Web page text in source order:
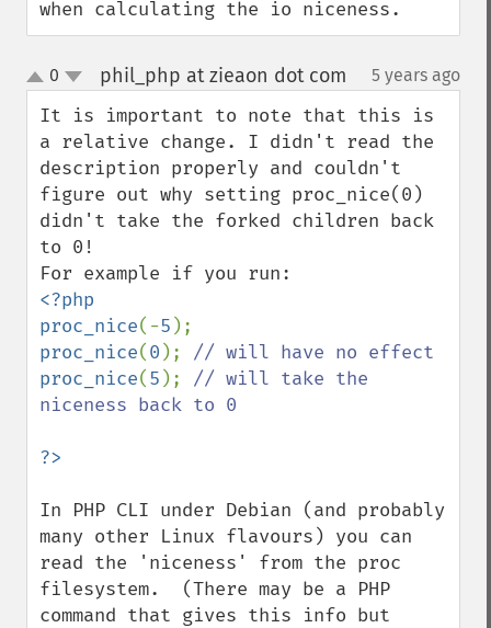
when calculating the io niceness.
up
down
0 phil_php at zieaon dot com 5 years ago
It is important to note that this is
a relative change. I didn't read the
description properly and couldn't
figure out why setting proc_nice(0)
didn't take the forked children back
to 0!
<?php
proc_nice(-5
proc_nice(0 );
proc_nice(5 ); // will take the
niceness back to 0
In PHP CLI under Debian (and probably
many other Linux flavours) you can
read the 'niceness' from the proc
filesystem.  (There may be a PHP
command that gives this info but